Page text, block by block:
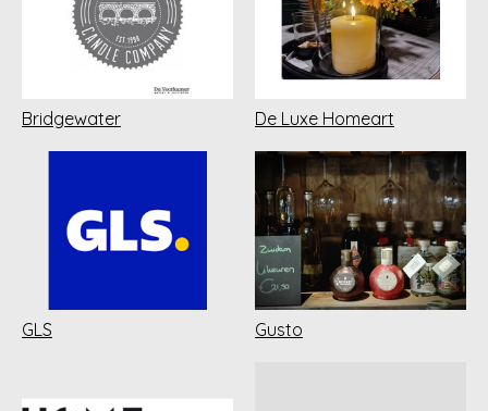
Bridgewater De Luxe Homeart
GLS Gusto